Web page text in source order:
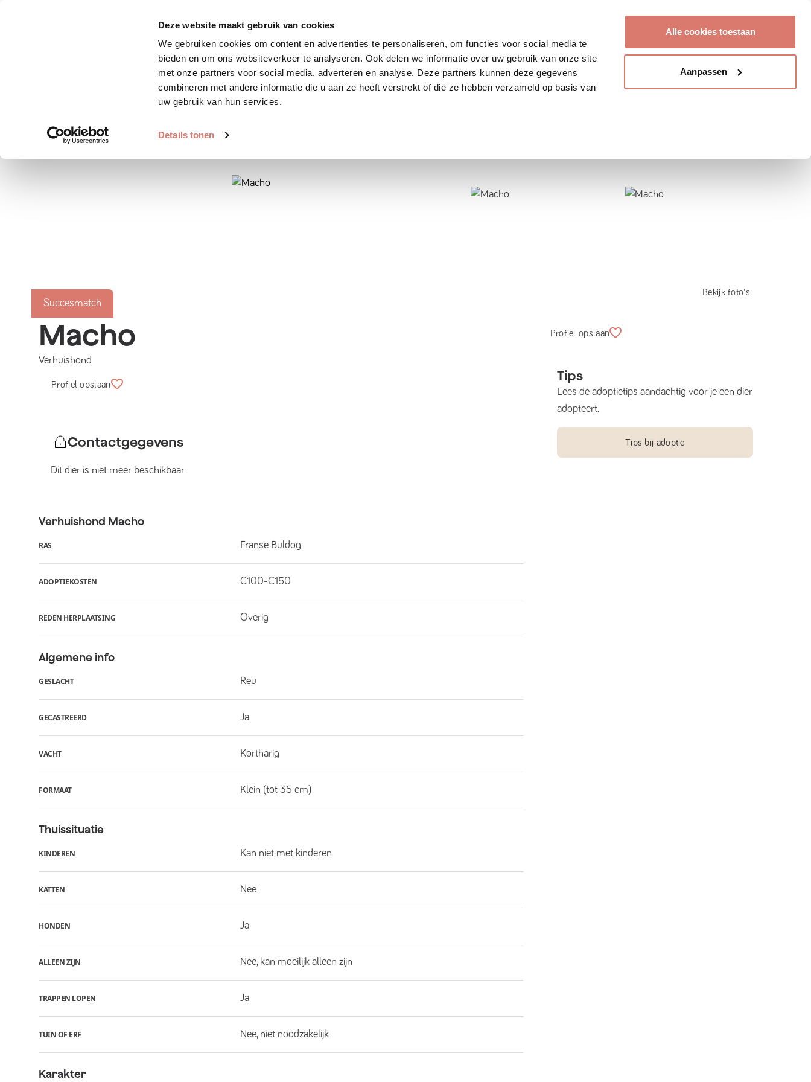
Deze website maakt gebruik van cookies
We gebruiken cookies om content en advertenties te personaliseren, om functies voor social media te
bieden en om ons websiteverkeer te analyseren. Ook delen we informatie over uw gebruik van onze site
met onze partners voor social media, adverteren en analyse. Deze partners kunnen deze gegevens
combineren met andere informatie die u aan ze heeft verstrekt of die ze hebben verzameld op basis van
uw gebruik van hun services.
Details tonen
Alle cookies toestaan
Aanpassen
Zoek huisdier Plaats huisdier Hoe werkt het?
Succesmatch
Bekijk foto's
Macho
Verhuishond
Profiel opslaan
Contactgegevens
Dit dier is niet meer beschikbaar
Verhuishond Macho
RAS Franse Buldog
ADOPTIEKOSTEN €100-€150
REDEN HERPLAATSING Overig
Algemene info
GESLACHT Reu
GECASTREERD Ja
VACHT Kortharig
FORMAAT Klein (tot 35 cm)
Thuissituatie
KINDEREN Kan niet met kinderen
KATTEN Nee
HONDEN Ja
ALLEEN ZIJN Nee, kan moeilijk alleen zijn
TRAPPEN LOPEN Ja
TUIN OF ERF Nee, niet noodzakelijk
Karakter
Profiel opslaan
Tips
Lees de adoptietips aandachtig voor je een dier
adopteert.
Tips bij adoptie